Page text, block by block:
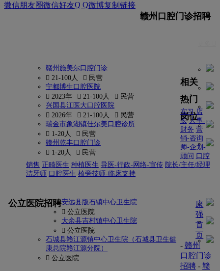
微信朋友圈微信好友Q Q微博复制链接
赣州口腔门诊招聘
赣州施美尔口腔门诊
 21-100人
 民营
宁都博生口腔医院
 2023年
 21-100人
 民营
兴国县江医大口腔医院
 2026年
 21-100人
 民营
瑞金市象湖镇佳尔美口腔诊所
 1-20人
 民营
赣州乾丰口腔门诊
 1-20人
 民营
相关
热门
岗位
实习 店
长 人事-
财务 营
销-咨询
师-企划-
顾问 口腔
销售 正畸医生 种植医生 导医-行政-网络-宣传 院长/主任/经理
洁牙师 口腔医生 椅旁技师-临床支持
公立医院招聘安远县版石镇中心卫生院
 公立医院
大余县吉村镇中心卫生院
 公立医院
石城县赣江源镇中心卫生院（石城县卫生健
康总院赣江源分院）
 公立医院
康
强
首
页
- 赣州
口腔门诊
招聘- 赣